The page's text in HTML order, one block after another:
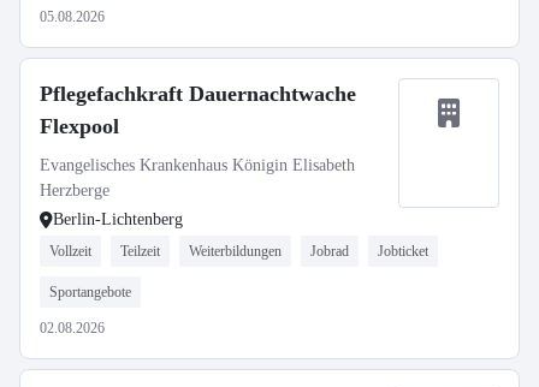
05.08.2026
Pflegefachkraft Dauernachtwache
Flexpool
Evangelisches Krankenhaus Königin Elisabeth
Herzberge
Berlin-Lichtenberg
Vollzeit Teilzeit Weiterbildungen Jobrad Jobticket
Sportangebote
02.08.2026